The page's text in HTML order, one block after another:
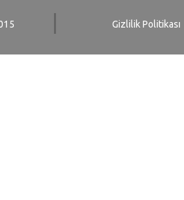
Gizlilik Politikası